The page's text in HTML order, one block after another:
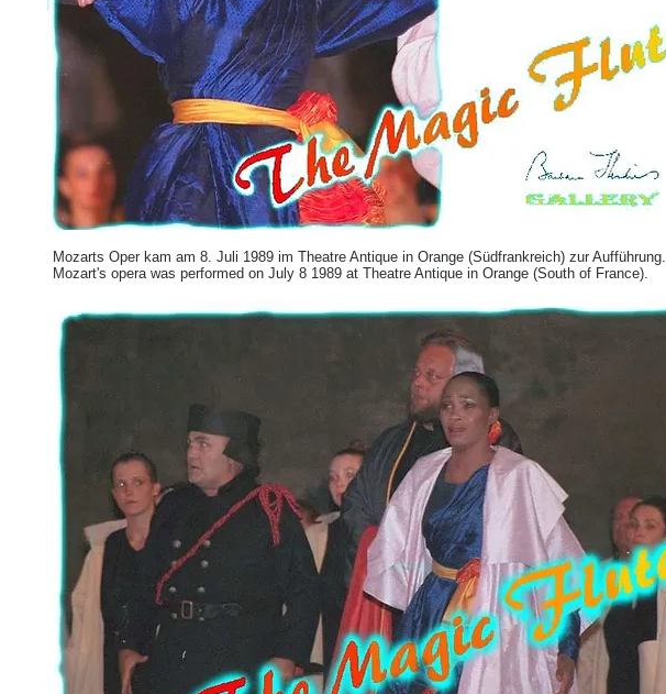
Mozarts Oper kam am 8. Juli 1989 im Theatre Antique in Orange (Südfrankreich) zur Aufführung.
Mozart's opera was performed on July 8 1989 at Theatre Antique in Orange (South of France).